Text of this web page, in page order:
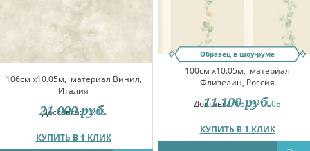
106см x10.05м, материал Винил,
Италия
Доставка:12.08
КУПИТЬ В 1 КЛИК
21 000 руб.
Образец в шоу-руме
100см x10.05м, материал
Флизелин, Россия
Доставка:13.08-14.08
КУПИТЬ В 1 КЛИК
11 100 руб.